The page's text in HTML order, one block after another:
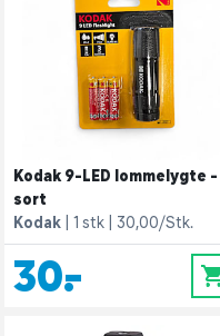
Kodak 9-LED lommelygte -
sort
Kodak
1 stk 30,00/Stk.
30,- 0